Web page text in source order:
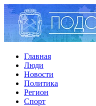
Главная
Люди
Новости
Политика
Регион
Спорт